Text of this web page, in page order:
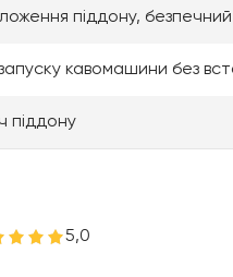
піддону,
кавомашини без
піддону
5,0